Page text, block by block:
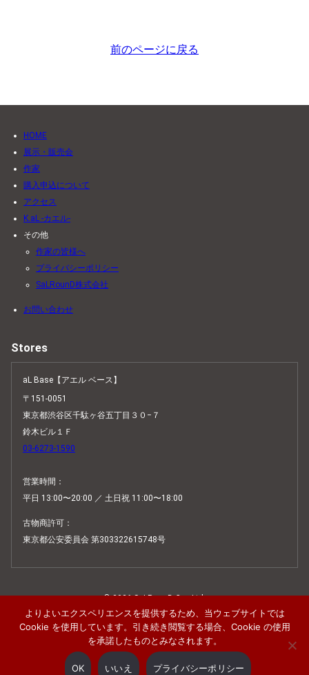
Scroll
前のページに戻る
HOME
展示・販売会
作家
購入申込について
アクセス
K.aL -カエル-
その他
作家の皆様へ
プライバシーポリシー
SaLRounD株式会社
お問い合わせ
Stores
aL Base【アエル ベース】
〒151-0051
東京都渋谷区千駄ヶ谷五丁目３０−７
鈴木ビル１Ｆ
03-6273-1590
営業時間：
平日 13:00〜20:00 ／ 土日祝 11:00〜18:00
古物商許可：
東京都公安委員会 第303322615748号
© 2026 SaLRounD Co., Ltd.
よりよいエクスペリエンスを提供するため、当ウェブサイトでは
Cookie を使用しています。引き続き閲覧する場合、Cookie の使用
を承諾したものとみなされます。
OK いいえ プライバシーポリシー